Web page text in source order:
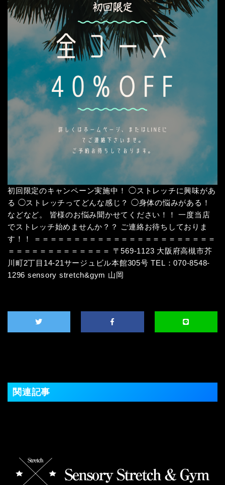
初回限定のキャンペーン実施中！ ◯ストレッチに興味があ
る ◯ストレッチってどんな感じ？ ◯身体の悩みがある！
などなど。 皆様のお悩み聞かせてください！！ 一度当店
でストレッチ始めませんか？？ ご連絡お待ちしておりま
す！！ ＝＝＝＝＝＝＝＝＝＝＝＝＝＝＝＝＝＝＝＝＝＝＝
＝＝＝＝＝＝＝＝＝＝＝＝＝ 〒569-1123 大阪府高槻市芥
川町2丁目14-21サージュビル本館305号 TEL：070-8548-
1296 sensory stretch&gym 山岡
関連記事